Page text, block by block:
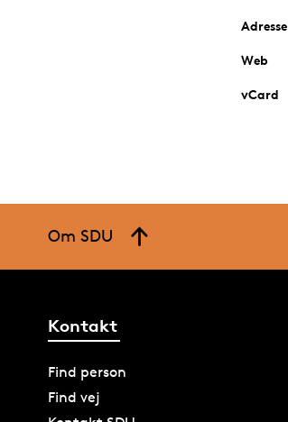
Adresse
Web
vCard
Om SDU
Kontakt
Find person
Find vej